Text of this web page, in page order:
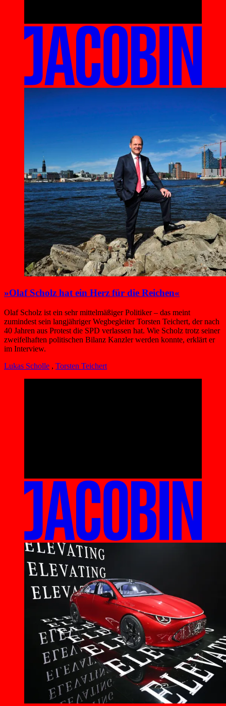
»Olaf Scholz hat ein Herz für die Reichen«
Olaf Scholz ist ein sehr mittelmäßiger Politiker – das meint
zumindest sein langjähriger Wegbegleiter Torsten Teichert, der nach
40 Jahren aus Protest die SPD verlassen hat. Wie Scholz trotz seiner
zweifelhaften politischen Bilanz Kanzler werden konnte, erklärt er
im Interview.
Lukas Scholle , Torsten Teichert